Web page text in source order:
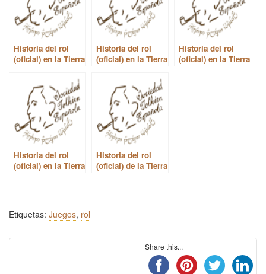
Historia del rol
(oficial) en la Tierra
Tolkien – Bonus
Track
Historia del rol
(oficial) en la Tierra
Tolkien – Quinta
parte
Historia del rol
(oficial) en la Tierra
Historia del rol
(oficial) en la Tierra
Historia del rol
(oficial) de la Tierra
Etiquetas: Juegos, rol
Share this...